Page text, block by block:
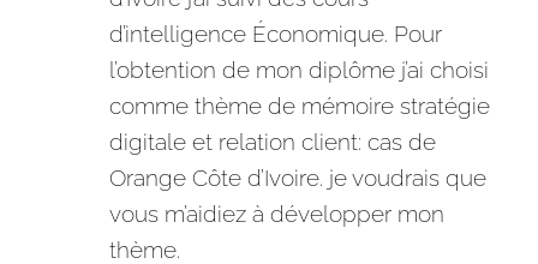
d’intelligence Économique. Pour
l’obtention de mon diplôme j’ai choisi
comme thème de mémoire stratégie
digitale et relation client: cas de
Orange Côte d’Ivoire. je voudrais que
vous m’aidiez à développer mon
thème.